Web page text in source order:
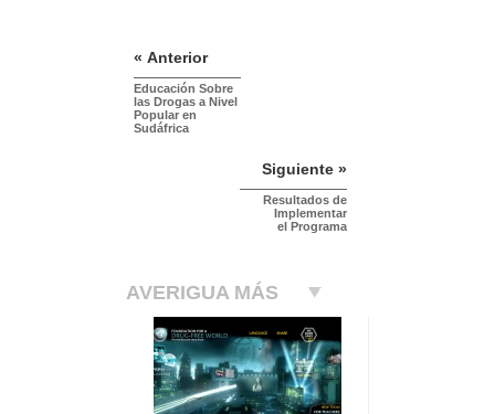
« Anterior
Educación Sobre
las Drogas a Nivel
Popular en
Sudáfrica
Siguiente »
Resultados de
Implementar
el Programa
AVERIGUA MÁS